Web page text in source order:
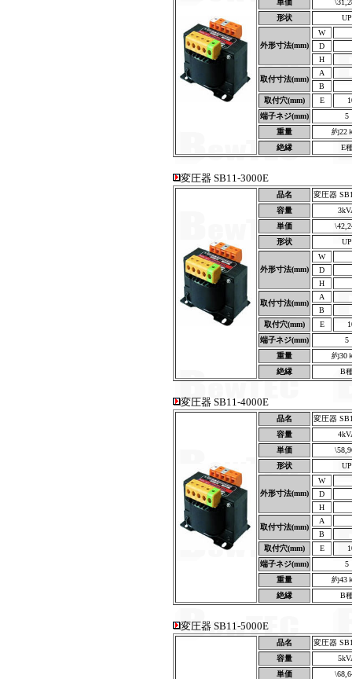
単価
形状
UP
外形寸法(mm)
W
D
H
取付寸法(mm)
A
B
取付穴(mm)
E
端子ネジ(mm)
5
重量
約22
絶縁
E
変圧器 SB11-3000E
品名
変圧器
容量
単価
形状
UP
外形寸法(mm)
W
D
H
取付寸法(mm)
A
B
取付穴(mm)
E
端子ネジ(mm)
5
重量
約30
絶縁
B
変圧器 SB11-4000E
品名
変圧器
容量
単価
形状
UP
外形寸法(mm)
W
D
H
取付寸法(mm)
A
B
取付穴(mm)
E
端子ネジ(mm)
5
重量
約43
絶縁
B
変圧器 SB11-5000E
品名
変圧器
容量
単価